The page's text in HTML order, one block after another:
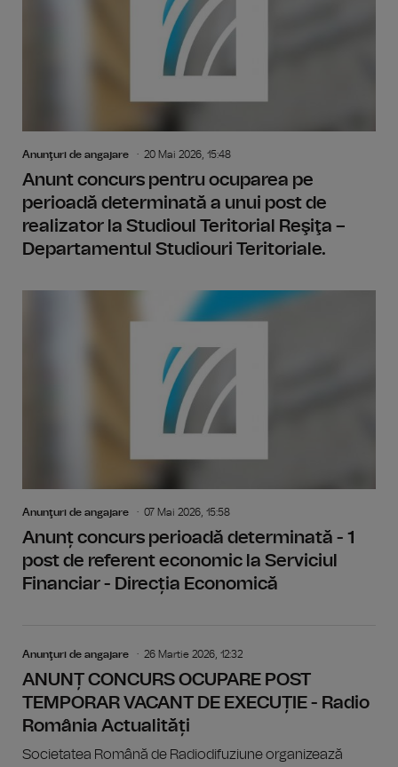
Anunţuri de angajare 20 Mai 2026, 15:48
Anunt concurs pentru ocuparea pe
perioadă determinată a unui post de
realizator la Studioul Teritorial Reşiţa –
Departamentul Studiouri Teritoriale.
Anunţuri de angajare 07 Mai 2026, 15:58
Anunț concurs perioadă determinată - 1
post de referent economic la Serviciul
Financiar - Direcția Economică
Anunţuri de angajare 26 Martie 2026, 12:32
ANUNȚ CONCURS OCUPARE POST
TEMPORAR VACANT DE EXECUȚIE - Radio
România Actualități
Societatea Română de Radiodifuziune organizează